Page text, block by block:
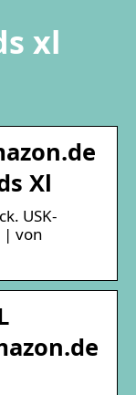
xl
Xl
USK-
| von